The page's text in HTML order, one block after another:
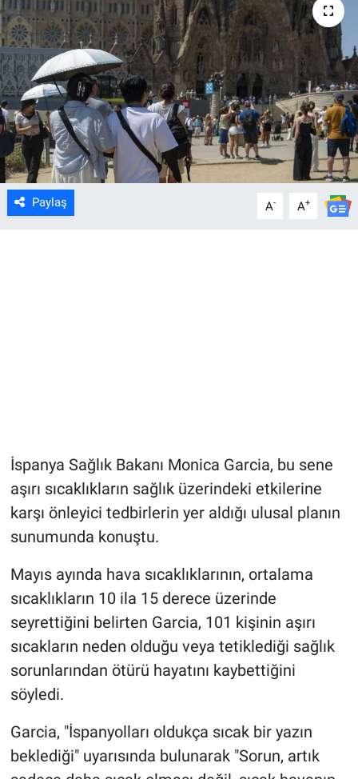
Paylaş A- A+
İspanya Sağlık Bakanı Monica Garcia, bu sene
aşırı sıcaklıkların sağlık üzerindeki etkilerine
karşı önleyici tedbirlerin yer aldığı ulusal planın
sunumunda konuştu.
Mayıs ayında hava sıcaklıklarının, ortalama
sıcaklıkların 10 ila 15 derece üzerinde
seyrettiğini belirten Garcia, 101 kişinin aşırı
sıcakların neden olduğu veya tetiklediği sağlık
sorunlarından ötürü hayatını kaybettiğini
söyledi.
Garcia, "İspanyolları oldukça sıcak bir yazın
beklediği" uyarısında bulunarak "Sorun, artık